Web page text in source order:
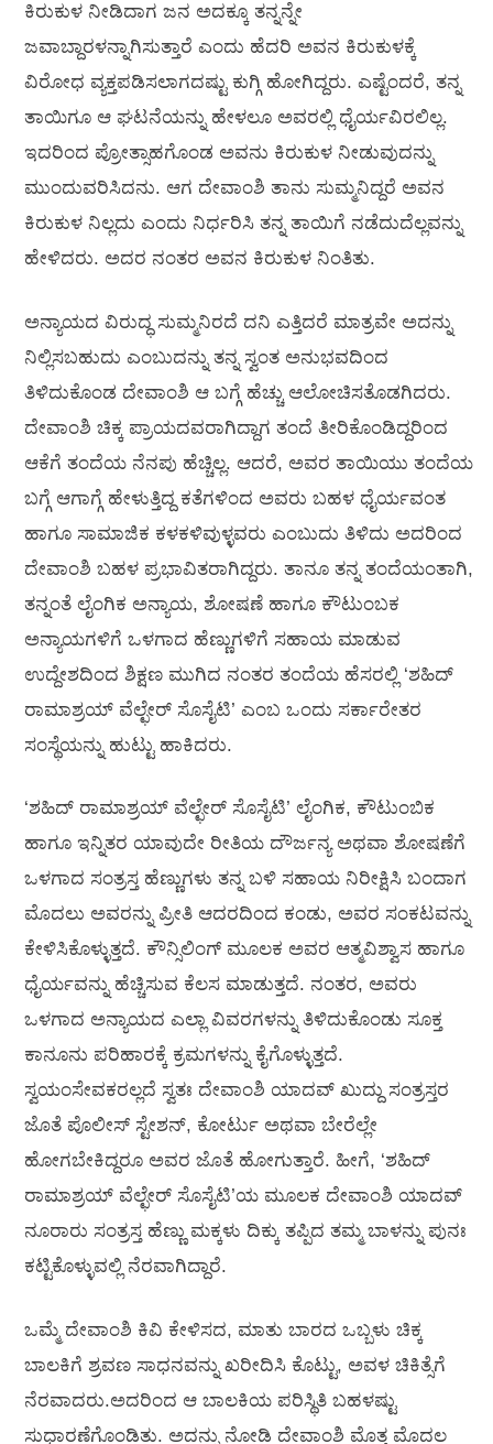
ಕಿರುಕುಳ ನೀಡಿದಾಗ ಜನ ಅದಕ್ಕೂ ತನ್ನನ್ನೇ
ಜವಾಬ್ದಾರಳನ್ನಾಗಿಸುತ್ತಾರೆ ಎಂದು ಹೆದರಿ ಅವನ ಕಿರುಕುಳಕ್ಕೆ
ವಿರೋಧ ವ್ಯಕ್ತಪಡಿಸಲಾಗದಷ್ಟು ಕುಗ್ಗಿ ಹೋಗಿದ್ದರು. ಎಷ್ಟೆಂದರೆ, ತನ್ನ
ತಾಯಿಗೂ ಆ ಘಟನೆಯನ್ನು ಹೇಳಲೂ ಅವರಲ್ಲಿ ಧೈರ್ಯವಿರಲಿಲ್ಲ.
ಇದರಿಂದ ಪ್ರೋತ್ಸಾಹಗೊಂಡ ಅವನು ಕಿರುಕುಳ ನೀಡುವುದನ್ನು
ಮುಂದುವರಿಸಿದನು. ಆಗ ದೇವಾಂಶಿ ತಾನು ಸುಮ್ಮನಿದ್ದರೆ ಅವನ
ಕಿರುಕುಳ ನಿಲ್ಲದು ಎಂದು ನಿರ್ಧರಿಸಿ ತನ್ನ ತಾಯಿಗೆ ನಡೆದುದೆಲ್ಲವನ್ನು
ಹೇಳಿದರು. ಅದರ ನಂತರ ಅವನ ಕಿರುಕುಳ ನಿಂತಿತು.
ಅನ್ಯಾಯದ ವಿರುದ್ಧ ಸುಮ್ಮನಿರದೆ ದನಿ ಎತ್ತಿದರೆ ಮಾತ್ರವೇ ಅದನ್ನು
ನಿಲ್ಲಿಸಬಹುದು ಎಂಬುದನ್ನು ತನ್ನ ಸ್ವಂತ ಅನುಭವದಿಂದ
ತಿಳಿದುಕೊಂಡ ದೇವಾಂಶಿ ಆ ಬಗ್ಗೆ ಹೆಚ್ಚು ಆಲೋಚಿಸತೊಡಗಿದರು.
ದೇವಾಂಶಿ ಚಿಕ್ಕ ಪ್ರಾಯದವರಾಗಿದ್ದಾಗ ತಂದೆ ತೀರಿಕೊಂಡಿದ್ದರಿಂದ
ಆಕೆಗೆ ತಂದೆಯ ನೆನಪು ಹೆಚ್ಚಿಲ್ಲ. ಆದರೆ, ಅವರ ತಾಯಿಯು ತಂದೆಯ
ಬಗ್ಗೆ ಆಗಾಗ್ಗೆ ಹೇಳುತ್ತಿದ್ದ ಕತೆಗಳಿಂದ ಅವರು ಬಹಳ ಧೈರ್ಯವಂತ
ಹಾಗೂ ಸಾಮಾಜಿಕ ಕಳಕಳಿವುಳ್ಳವರು ಎಂಬುದು ತಿಳಿದು ಅದರಿಂದ
ದೇವಾಂಶಿ ಬಹಳ ಪ್ರಭಾವಿತರಾಗಿದ್ದರು. ತಾನೂ ತನ್ನ ತಂದೆಯಂತಾಗಿ,
ತನ್ನಂತೆ ಲೈಂಗಿಕ ಅನ್ಯಾಯ, ಶೋಷಣೆ ಹಾಗೂ ಕೌಟುಂಬಕ
ಅನ್ಯಾಯಗಳಿಗೆ ಒಳಗಾದ ಹೆಣ್ಣುಗಳಿಗೆ ಸಹಾಯ ಮಾಡುವ
ಉದ್ದೇಶದಿಂದ ಶಿಕ್ಷಣ ಮುಗಿದ ನಂತರ ತಂದೆಯ ಹೆಸರಲ್ಲಿ ‘ಶಹಿದ್
ರಾಮಾಶ್ರಯ್ ವೆಲ್ಛೇರ್ ಸೊಸೈಟಿ’ ಎಂಬ ಒಂದು ಸರ್ಕಾರೇತರ
ಸಂಸ್ಥೆಯನ್ನು ಹುಟ್ಟು ಹಾಕಿದರು.
‘ಶಹಿದ್ ರಾಮಾಶ್ರಯ್ ವೆಲ್ಛೇರ್ ಸೊಸೈಟಿ’ ಲೈಂಗಿಕ, ಕೌಟುಂಬಿಕ
ಹಾಗೂ ಇನ್ನಿತರ ಯಾವುದೇ ರೀತಿಯ ದೌರ್ಜನ್ಯ ಅಥವಾ ಶೋಷಣೆಗೆ
ಒಳಗಾದ ಸಂತ್ರಸ್ತ ಹೆಣ್ಣುಗಳು ತನ್ನ ಬಳಿ ಸಹಾಯ ನಿರೀಕ್ಷಿಸಿ ಬಂದಾಗ
ಮೊದಲು ಅವರನ್ನು ಪ್ರೀತಿ ಆದರದಿಂದ ಕಂಡು, ಅವರ ಸಂಕಟವನ್ನು
ಕೇಳಿಸಿಕೊಳ್ಳುತ್ತದೆ. ಕೌನ್ಸಿಲಿಂಗ್ ಮೂಲಕ ಅವರ ಆತ್ಮವಿಶ್ವಾಸ ಹಾಗೂ
ಧೈರ್ಯವನ್ನು ಹೆಚ್ಚಿಸುವ ಕೆಲಸ ಮಾಡುತ್ತದೆ. ನಂತರ, ಅವರು
ಒಳಗಾದ ಅನ್ಯಾಯದ ಎಲ್ಲಾ ವಿವರಗಳನ್ನು ತಿಳಿದುಕೊಂಡು ಸೂಕ್ತ
ಕಾನೂನು ಪರಿಹಾರಕ್ಕೆ ಕ್ರಮಗಳನ್ನು ಕೈಗೊಳ್ಳುತ್ತದೆ.
ಸ್ವಯಂಸೇವಕರಲ್ಲದೆ ಸ್ವತಃ ದೇವಾಂಶಿ ಯಾದವ್ ಖುದ್ದು ಸಂತ್ರಸ್ತರ
ಜೊತೆ ಪೊಲೀಸ್ ಸ್ಟೇಶನ್, ಕೋರ್ಟು ಅಥವಾ ಬೇರೆಲ್ಲೇ
ಹೋಗಬೇಕಿದ್ದರೂ ಅವರ ಜೊತೆ ಹೋಗುತ್ತಾರೆ. ಹೀಗೆ, ‘ಶಹಿದ್
ರಾಮಾಶ್ರಯ್ ವೆಲ್ಛೇರ್ ಸೊಸೈಟಿ’ಯ ಮೂಲಕ ದೇವಾಂಶಿ ಯಾದವ್
ನೂರಾರು ಸಂತ್ರಸ್ತ ಹೆಣ್ಣು ಮಕ್ಕಳು ದಿಕ್ಕು ತಪ್ಪಿದ ತಮ್ಮ ಬಾಳನ್ನು ಪುನಃ
ಕಟ್ಟಿಕೊಳ್ಳುವಲ್ಲಿ ನೆರವಾಗಿದ್ದಾರೆ.
ಒಮ್ಮೆ ದೇವಾಂಶಿ ಕಿವಿ ಕೇಳಿಸದ, ಮಾತು ಬಾರದ ಒಬ್ಬಳು ಚಿಕ್ಕ
ಬಾಲಕಿಗೆ ಶ್ರವಣ ಸಾಧನವನ್ನು ಖರೀದಿಸಿ ಕೊಟ್ಟು, ಅವಳ ಚಿಕಿತ್ಸೆಗೆ
ನೆರವಾದರು.ಅದರಿಂದ ಆ ಬಾಲಕಿಯ ಪರಿಸ್ಥಿತಿ ಬಹಳಷ್ಟು
ಸುಧಾರಣೆಗೊಂಡಿತು. ಅದನ್ನು ನೋಡಿ ದೇವಾಂಶಿ ಮೊತ್ತ ಮೊದಲ